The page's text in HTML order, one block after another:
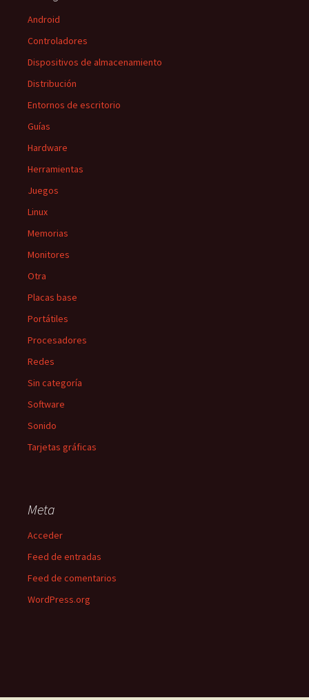
Android
Controladores
Dispositivos de almacenamiento
Distribución
Entornos de escritorio
Guías
Hardware
Herramientas
Juegos
Linux
Memorias
Monitores
Otra
Placas base
Portátiles
Procesadores
Redes
Sin categoría
Software
Sonido
Tarjetas gráficas
Meta
Acceder
Feed de entradas
Feed de comentarios
WordPress.org